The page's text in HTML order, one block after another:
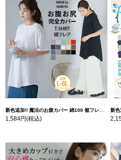
新色追加!! 魔法のお腹カバー 綿100 裾フレア Tシャツ | 大きいサイズの通販ならハッピーマリリン
1,584円(税込)
新色追加!! 【